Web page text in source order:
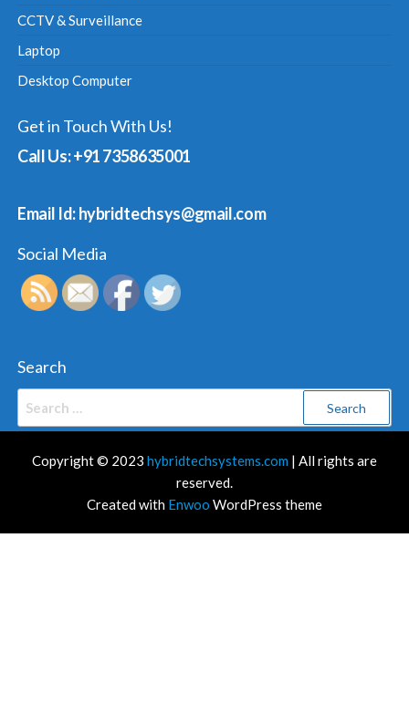
CCTV & Surveillance
Laptop
Desktop Computer
Get in Touch With Us!
Call Us: +91 7358635001
Email Id: hybridtechsys@gmail.com
Social Media
Search
Copyright © 2023 hybridtechsystems.com | All rights are
reserved.
Created with Enwoo WordPress theme